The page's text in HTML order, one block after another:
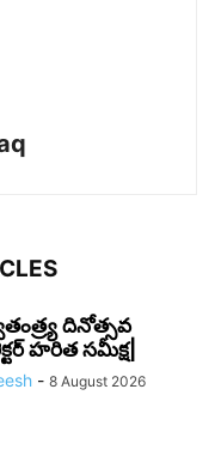
దినోత్సవ
హరిత సమీక్ష|
- 8 August 2026